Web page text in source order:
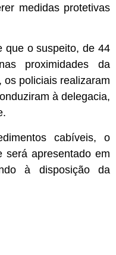
medidas protetivas
que o suspeito, de 44
proximidades da
os policiais realizaram
à delegacia,
cabíveis, o
será apresentado em
à disposição da